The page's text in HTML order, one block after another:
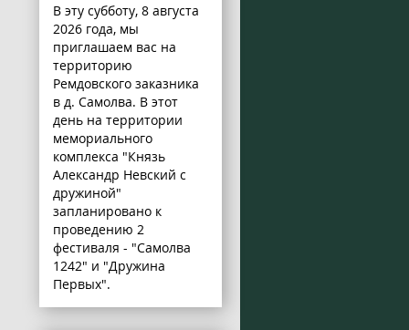
В эту субботу, 8 августа
2026 года, мы
приглашаем вас на
территорию
Ремдовского заказника
в д. Самолва. В этот
день на территории
мемориального
комплекса "Князь
Александр Невский с
дружиной"
запланировано к
проведению 2
фестиваля - "Самолва
1242" и "Дружина
Первых".